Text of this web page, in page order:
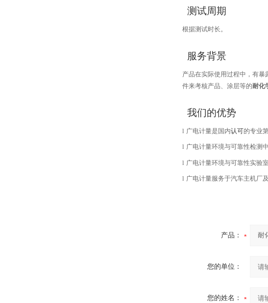
测试周期
根据测试时长。
服务背景
产品在实际使用过程中，有
件来考核产品、涂层等的耐化
我们的优势
l 广电计量是国内认可的专业
l 广电计量环境与可靠性检测
l 广电计量环境与可靠性实验
l 广电计量服务于汽车主机厂
产品：
您的单位：
您的姓名：